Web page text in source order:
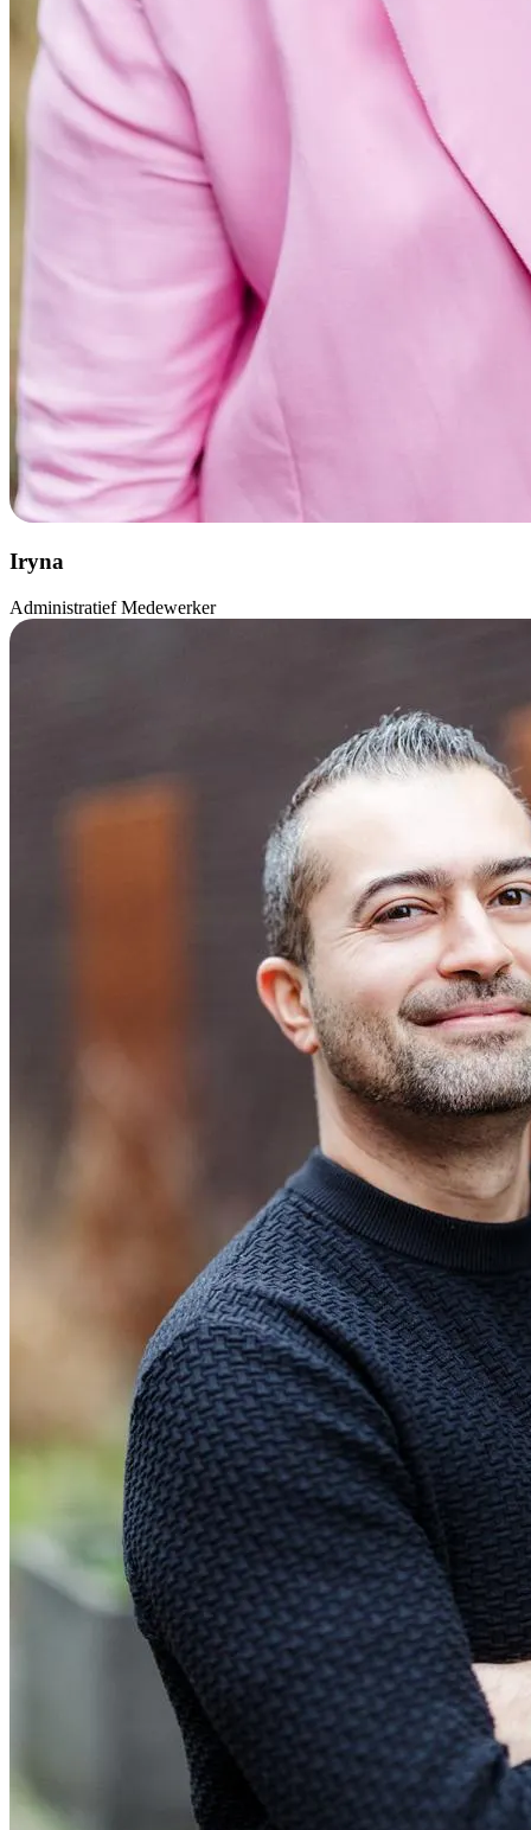
Iryna
Administratief Medewerker